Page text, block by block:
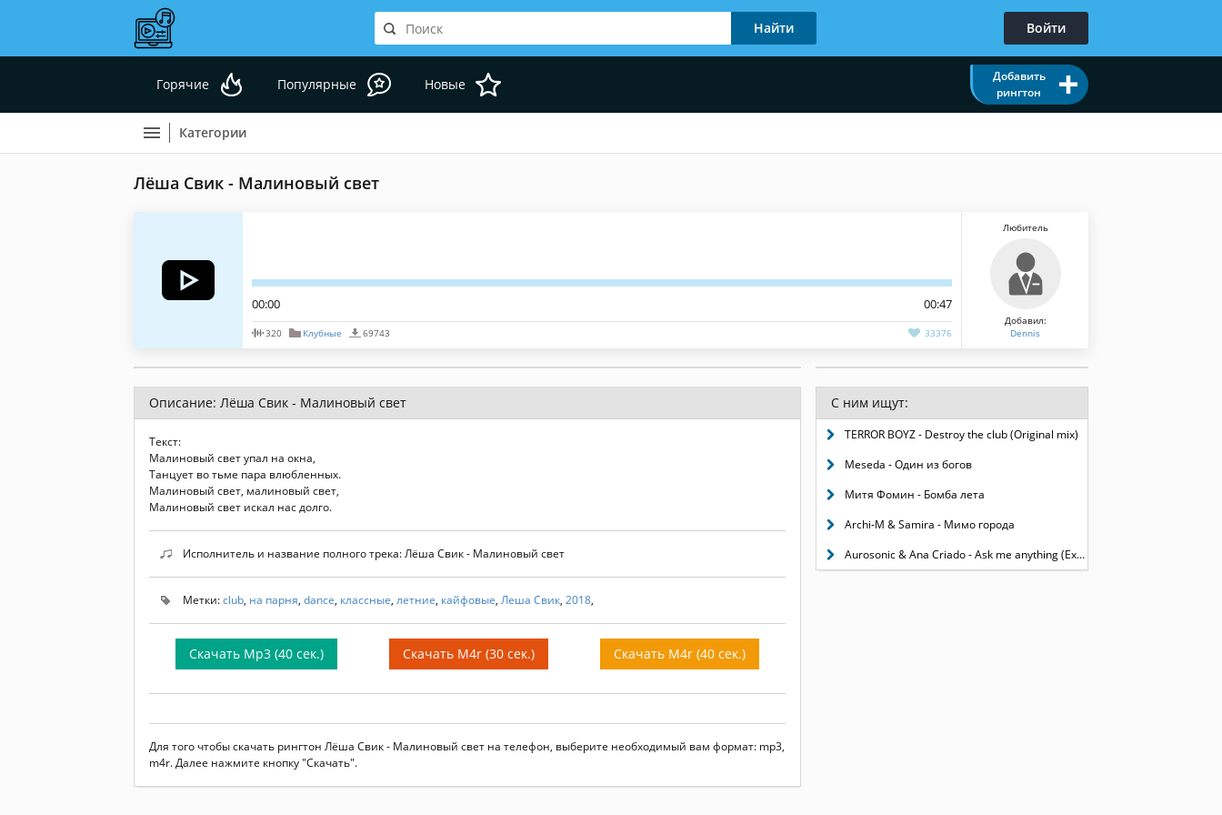
Войти
Горячие Популярные Новые
Добавить
рингтон
Категории
Лёша Свик - Малиновый свет
00:00 00:47
320 Клубные 69743 33376
Любитель
Добавил:
Dennis
Описание: Лёша Свик - Малиновый свет
Текст:
Малиновый свет упал на окна,
Танцует во тьме пара влюбленных.
Малиновый свет, малиновый свет,
Малиновый свет искал нас долго.
Исполнитель и название полного трека: Лёша Свик - Малиновый свет
Метки:club, на парня, dance, классные, летние, кайфовые, Леша Свик, 2018,
Скачать Mp3 (40 сек.) Скачать M4r (30 сек.) Скачать M4r (40 сек.)
Для того чтобы скачать рингтон Лёша Свик - Малиновый свет на телефон, выберите необходимый вам формат: mp3,
m4r. Далее нажмите кнопку "Скачать".
С ним ищут:
TERROR BOYZ - Destroy the club (Original mix)
Meseda - Один из богов
Митя Фомин - Бомба лета
Archi-M & Samira - Мимо города
Aurosonic & Ana Criado - Ask me anything (Extended mix)